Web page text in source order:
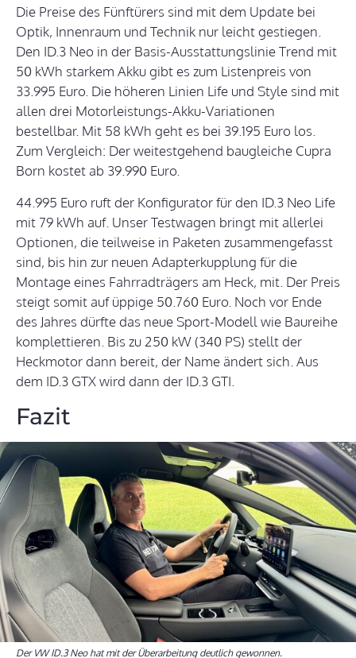
Die Preise des Fünftürers sind mit dem Update bei
Optik, Innenraum und Technik nur leicht gestiegen.
Den ID.3 Neo in der Basis-Ausstattungslinie Trend mit
50 kWh starkem Akku gibt es zum Listenpreis von
33.995 Euro. Die höheren Linien Life und Style sind mit
allen drei Motorleistungs-Akku-Variationen
bestellbar. Mit 58 kWh geht es bei 39.195 Euro los.
Zum Vergleich: Der weitestgehend baugleiche Cupra
Born kostet ab 39.990 Euro.
44.995 Euro ruft der Konfigurator für den ID.3 Neo Life
mit 79 kWh auf. Unser Testwagen bringt mit allerlei
Optionen, die teilweise in Paketen zusammengefasst
sind, bis hin zur neuen Adapterkupplung für die
Montage eines Fahrradträgers am Heck, mit. Der Preis
steigt somit auf üppige 50.760 Euro. Noch vor Ende
des Jahres dürfte das neue Sport-Modell wie Baureihe
komplettieren. Bis zu 250 kW (340 PS) stellt der
Heckmotor dann bereit, der Name ändert sich. Aus
dem ID.3 GTX wird dann der ID.3 GTI.
Fazit
Der VW ID.3 Neo hat mit der Überarbeitung deutlich gewonnen.